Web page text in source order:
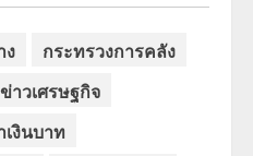
กระทรวงการคลัง
ข่าวเศรษฐกิจ
เงินบาท